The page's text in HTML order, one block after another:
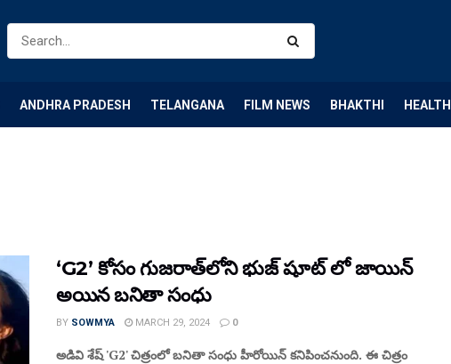
ANDHRA PRADESH TELANGANA FILM NEWS BHAKTHI HEALTH
‘G2’ కోసం గుజరాత్‌లోని భుజ్‌ షూట్ లో జాయిన్
అయిన బనితా సంధు
BY SOWMYA MARCH 29, 2024 0
అడివి శేష్ 'G2' చిత్రంలో బనితా సంధు హీరోయిన్ కనిపించనుంది. ఈ చిత్రం